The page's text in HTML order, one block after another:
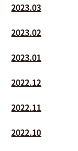
2023.03
2023.02
2023.01
2022.12
2022.11
2022.10